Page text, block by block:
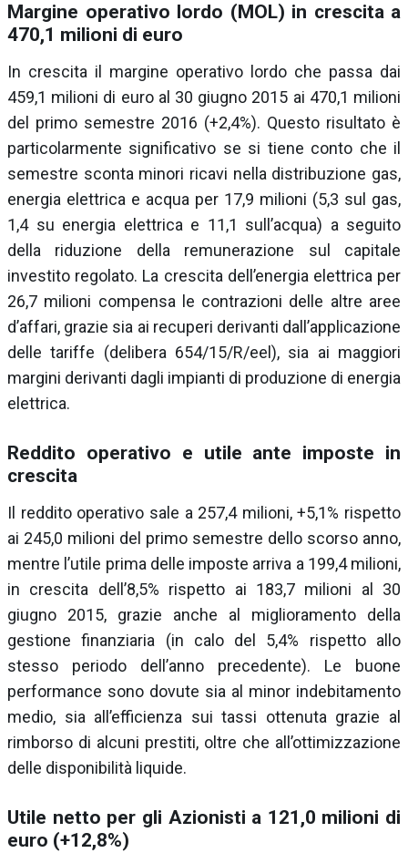
Margine operativo lordo (MOL) in crescita a
470,1 milioni di euro
In crescita il margine operativo lordo che passa dai
459,1 milioni di euro al 30 giugno 2015 ai 470,1 milioni
del primo semestre 2016 (+2,4%). Questo risultato è
particolarmente significativo se si tiene conto che il
semestre sconta minori ricavi nella distribuzione gas,
energia elettrica e acqua per 17,9 milioni (5,3 sul gas,
1,4 su energia elettrica e 11,1 sull’acqua) a seguito
della riduzione della remunerazione sul capitale
investito regolato. La crescita dell’energia elettrica per
26,7 milioni compensa le contrazioni delle altre aree
d’affari, grazie sia ai recuperi derivanti dall’applicazione
delle tariffe (delibera 654/15/R/eel), sia ai maggiori
margini derivanti dagli impianti di produzione di energia
elettrica.
Reddito operativo e utile ante imposte in
crescita
Il reddito operativo sale a 257,4 milioni, +5,1% rispetto
ai 245,0 milioni del primo semestre dello scorso anno,
mentre l’utile prima delle imposte arriva a 199,4 milioni,
in crescita dell’8,5% rispetto ai 183,7 milioni al 30
giugno 2015, grazie anche al miglioramento della
gestione finanziaria (in calo del 5,4% rispetto allo
stesso periodo dell’anno precedente). Le buone
performance sono dovute sia al minor indebitamento
medio, sia all’efficienza sui tassi ottenuta grazie al
rimborso di alcuni prestiti, oltre che all’ottimizzazione
delle disponibilità liquide.
Utile netto per gli Azionisti a 121,0 milioni di
euro (+12,8%)